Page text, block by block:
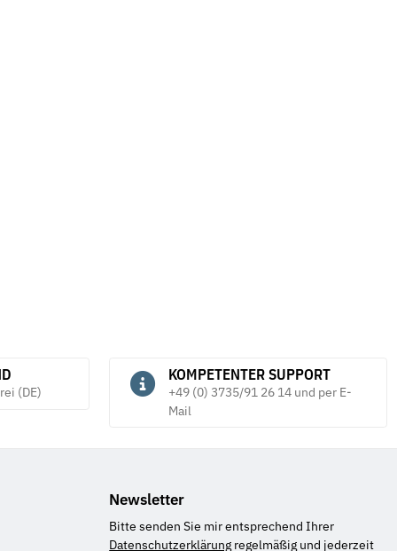
(DE)
KOMPETENTER SUPPORT
+49 (0) 3735/91 26 14 und per E-
Mail
Newsletter
Bitte senden Sie mir entsprechend Ihrer
Datenschutzerklärung regelmäßig und jederzeit